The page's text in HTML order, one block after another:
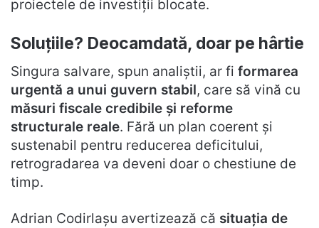
proiectele de investiții blocate.
Soluțiile? Deocamdată, doar pe hârtie
Singura salvare, spun analiștii, ar fi formarea
urgentă a unui guvern stabil, care să vină cu
măsuri fiscale credibile și reforme
structurale reale. Fără un plan coerent și
sustenabil pentru reducerea deficitului,
retrogradarea va deveni doar o chestiune de
timp.
Adrian Codirlașu avertizează că situația de